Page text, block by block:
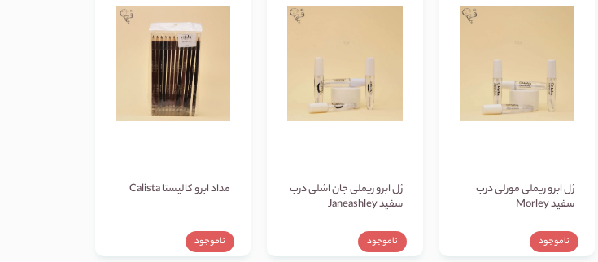
ژل ابرو ریملی مورلی درب
سفید Morley
ناموجود
ژل ابرو ریملی جان اشلی درب
سفید Janeashley
ناموجود
مداد ابرو کالیستا Calista
ناموجود